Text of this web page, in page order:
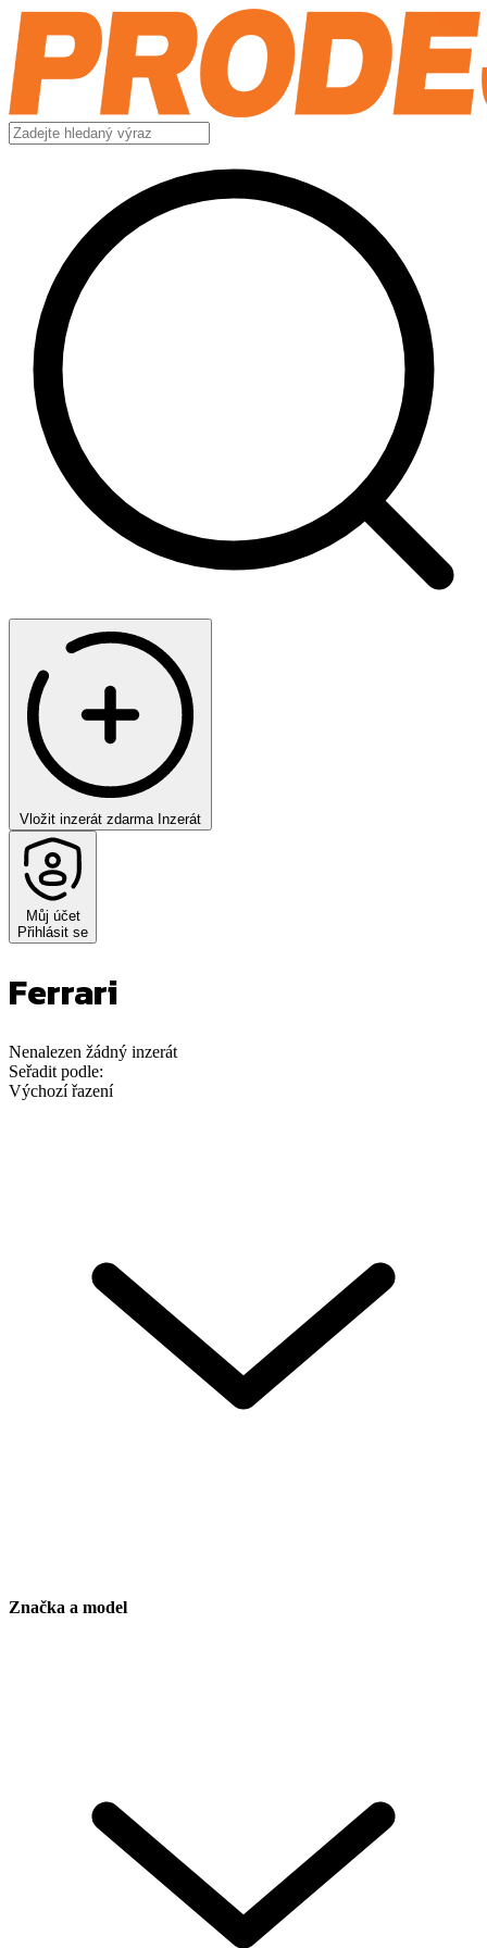
Vložit inzerát zdarma Inzerát
Můj účet
Přihlásit se
Ferrari
Nenalezen žádný inzerát
Seřadit podle:
Výchozí řazení
Značka a model